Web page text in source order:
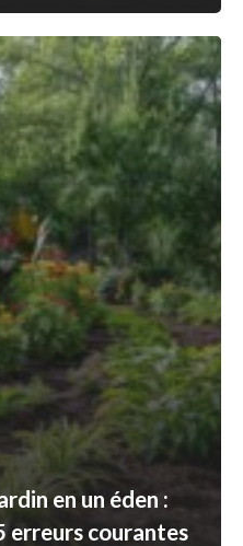
en un éden :
erreurs courantes